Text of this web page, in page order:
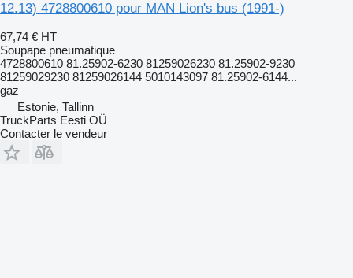
12.13) 4728800610 pour MAN Lion's bus (1991-)
67,74 € HT
Soupape pneumatique
4728800610 81.25902-6230 81259026230 81.25902-9230
81259029230 81259026144 5010143097 81.25902-6144...
gaz
Estonie, Tallinn
TruckParts Eesti OÜ
Contacter le vendeur